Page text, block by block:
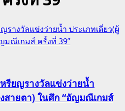
รางวัลแข่งว่ายน้ำ ประเภทเดี่ยว(ผู้
มณีเกมส์ ครั้งที่ 39”
หรียญรางวัลแข่งว่ายน้ำ
สายตา) ในศึก “อัญมณีเกมส์